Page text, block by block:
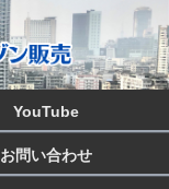
YouTube
お問い合わせ